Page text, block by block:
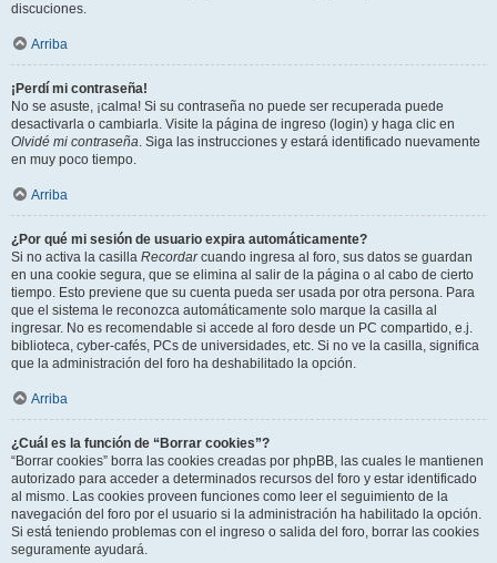
discuciones.
Arriba
¡Perdí mi contraseña!
No se asuste, ¡calma! Si su contraseña no puede ser recuperada puede
desactivarla o cambiarla. Visite la página de ingreso (login) y haga clic en
Olvidé mi contraseña. Siga las instrucciones y estará identificado nuevamente
en muy poco tiempo.
Arriba
¿Por qué mi sesión de usuario expira automáticamente?
Si no activa la casilla Recordarcuando ingresa al foro, sus datos se guardan
en una cookie segura, que se elimina al salir de la página o al cabo de cierto
tiempo. Esto previene que su cuenta pueda ser usada por otra persona. Para
que el sistema le reconozca automáticamente solo marque la casilla al
ingresar. No es recomendable si accede al foro desde un PC compartido, e.j.
biblioteca, cyber-cafés, PCs de universidades, etc. Si no ve la casilla, significa
que la administración del foro ha deshabilitado la opción.
Arriba
¿Cuál es la función de “Borrar cookies”?
“Borrar cookies” borra las cookies creadas por phpBB, las cuales le mantienen
autorizado para acceder a determinados recursos del foro y estar identificado
al mismo. Las cookies proveen funciones como leer el seguimiento de la
navegación del foro por el usuario si la administración ha habilitado la opción.
Si está teniendo problemas con el ingreso o salida del foro, borrar las cookies
seguramente ayudará.